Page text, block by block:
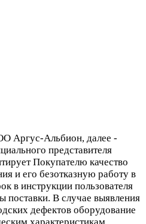
Аргус-Альбион, далее -
представителя
Покупателю качество
и его безотказную работу в
в инструкции пользователя
поставки. В случае выявления
дефектов оборудование